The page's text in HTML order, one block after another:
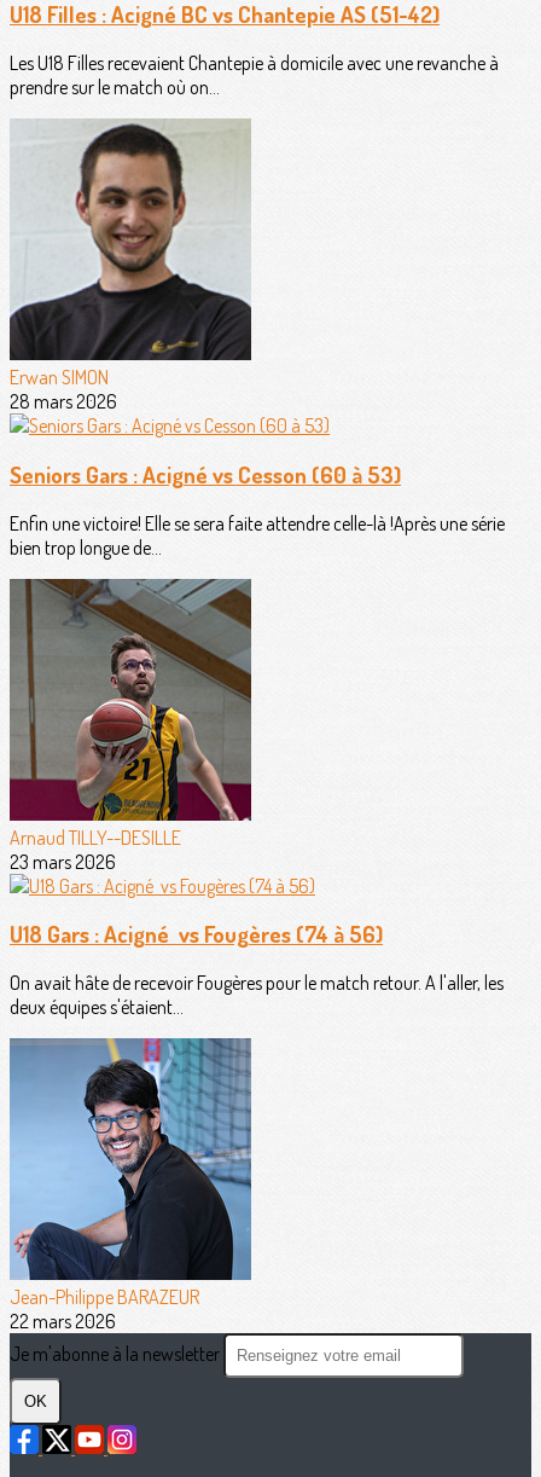
U18 Filles : Acigné BC vs Chantepie AS (51-42)
Les U18 Filles recevaient Chantepie à domicile avec une revanche à
prendre sur le match où on...
Erwan SIMON
28 mars 2026
Seniors Gars : Acigné vs Cesson (60 à 53)
Enfin une victoire! Elle se sera faite attendre celle-là !Après une série
bien trop longue de...
Arnaud TILLY--DESILLE
23 mars 2026
U18 Gars : Acigné vs Fougères (74 à 56)
On avait hâte de recevoir Fougères pour le match retour. A l'aller, les
deux équipes s'étaient...
Jean-Philippe BARAZEUR
22 mars 2026
Je m'abonne à la newsletter
OK